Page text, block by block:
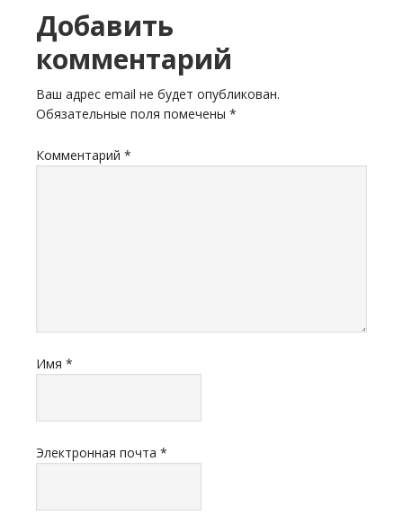
Добавить
комментарий
Ваш адрес email не будет опубликован.
Обязательные поля помечены *
Комментарий *
Имя *
Электронная почта *